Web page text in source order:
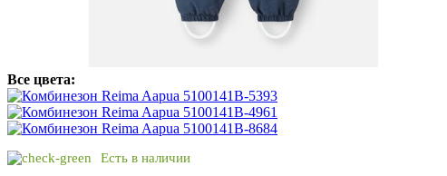
Все цвета:
Есть в наличии